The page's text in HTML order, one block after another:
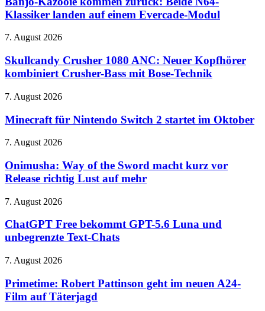
im
Mittelpunkt
zurück:
Beide
Klassiker
auf
einem
Modul
Klassiker landen auf einem Evercade-Modul
Skullcandy
1080
ANC:
Neuer
kombiniert
Bass
Bose-
7. August 2026
Skullcandy Crusher 1080 ANC: Neuer Kopfhörer
kombiniert Crusher-Bass mit Bose-Technik
Minecraft
Nintendo
Switch
2
startet
im
Oktober
7. August 2026
Minecraft für Nintendo Switch 2 startet im Oktober
Onimusha:
of
the
Sword
kurz
Release
richtig
auf
7. August 2026
Onimusha: Way of the Sword macht kurz vor
Release richtig Lust auf mehr
ChatGPT
bekommt
GPT-
5.6
und
Text-
Chats
7. August 2026
ChatGPT Free bekommt GPT-5.6 Luna und
unbegrenzte Text-Chats
Primetime:
Pattinson
geht
im
7. August 2026
Primetime: Robert Pattinson geht im neuen A24-
Film auf Täterjagd